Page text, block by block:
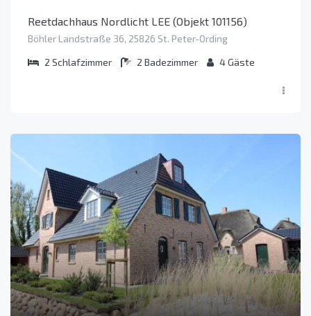
Reetdachhaus Nordlicht LEE (Objekt 101156)
Böhler Landstraße 36, 25826 St. Peter-Ording
2 Schlafzimmer 2 Badezimmer 4Gäste